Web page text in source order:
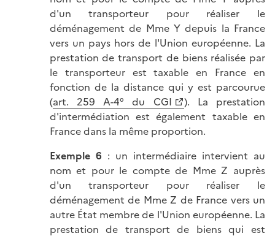
d'un transporteur pour réaliser le
déménagement de Mme Y depuis la France
vers un pays hors de l'Union européenne. La
prestation de transport de biens réalisée par
le transporteur est taxable en France en
fonction de la distance qui y est parcourue
(art. 259 A-4° du CGI
). La prestation
d'intermédiation est également taxable en
France dans la même proportion.
Exemple 6 : un intermédiaire intervient au
nom et pour le compte de Mme Z auprès
d'un transporteur pour réaliser le
déménagement de Mme Z de France vers un
autre État membre de l'Union européenne. La
prestation de transport de biens qui est